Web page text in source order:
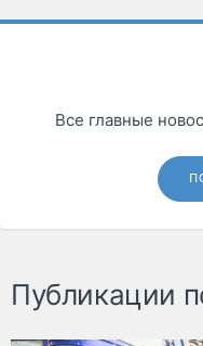
Все главные
Публикации